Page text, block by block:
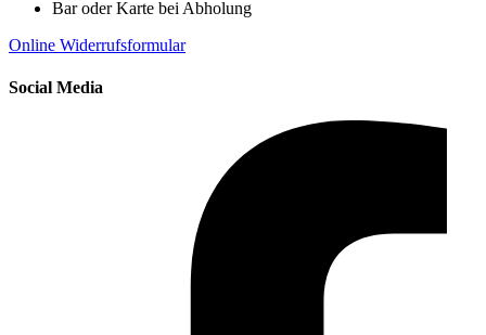
Bar oder Karte bei Abholung
Online Widerrufsformular
Social Media